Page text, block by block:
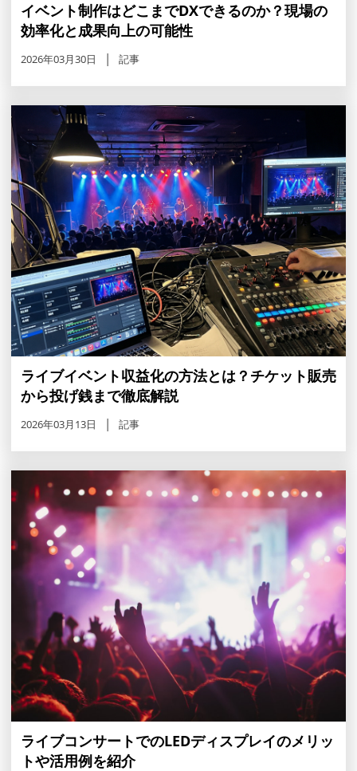
イベント制作はどこまでDXできるのか？現場の
効率化と成果向上の可能性
2026年03月30日 記事
ライブイベント収益化の方法とは？チケット販売
から投げ銭まで徹底解説
2026年03月13日 記事
ライブコンサートでのLEDディスプレイのメリッ
トや活用例を紹介